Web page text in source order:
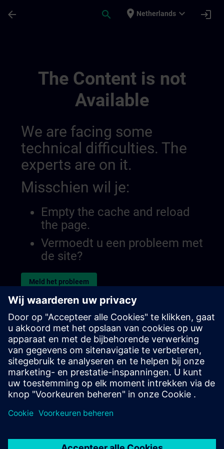
arrow_back search place Netherlands expand_more login
The Content is not
Available
We are facing some
technical difficulties. The
experts are on it.
Misschien wil je:
Empty the cache and reload
the page.
Vermoedt u een probleem met
de site?
Meld het probleem